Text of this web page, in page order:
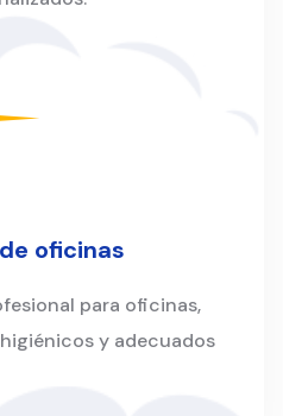
oficinas
para oficinas,
y adecuados